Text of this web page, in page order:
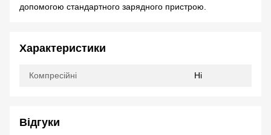
допомогою стандартного зарядного пристрою.
Характеристики
Компресійні Ні
Відгуки